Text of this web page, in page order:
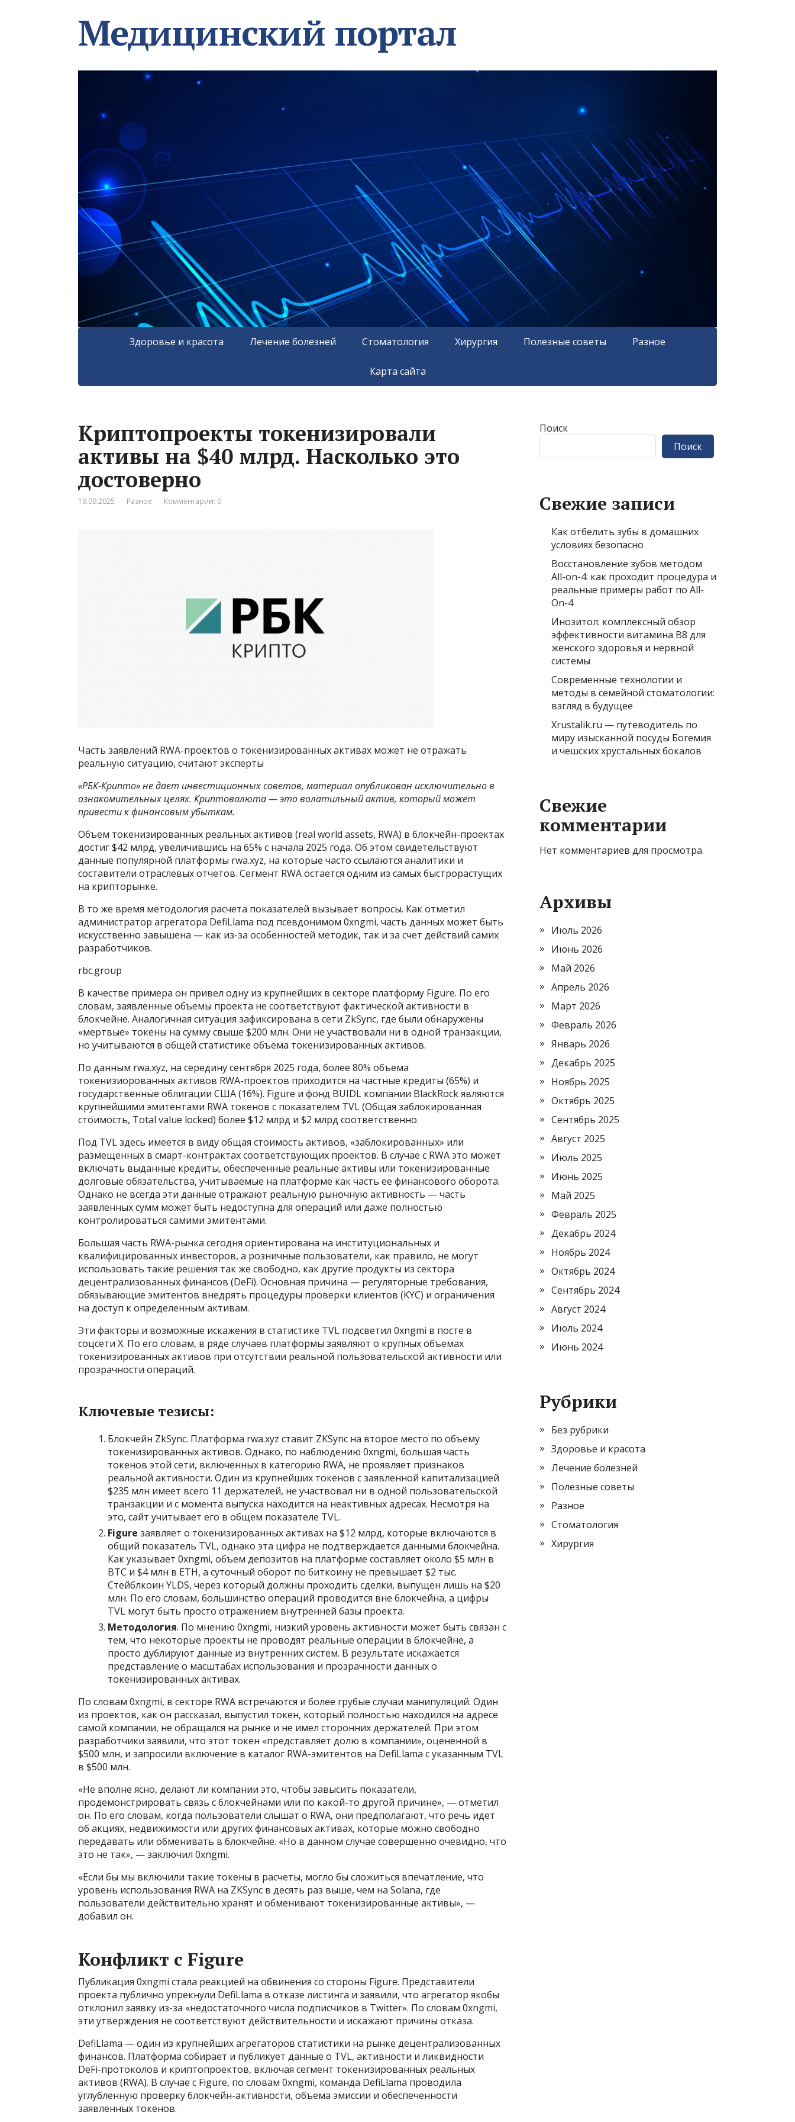
Медицинский портал
Здоровье и красота Лечение болезней Стоматология Хирургия Полезные советы Разное
Карта сайта
Криптопроекты токенизировали
активы на $40 млрд. Насколько это
достоверно
19.09.2025 Разное Комментарии: 0
Часть заявлений RWA-проектов о токенизированных активах может не отражать
реальную ситуацию, считают эксперты
«РБК-Крипто» не дает инвестиционных советов, материал опубликован исключительно в
ознакомительных целях. Криптовалюта — это волатильный актив, который может
привести к финансовым убыткам.
Объем токенизированных реальных активов (real world assets, RWA) в блокчейн-проектах
достиг $42 млрд, увеличившись на 65% с начала 2025 года. Об этом свидетельствуют
данные популярной платформы rwa.xyz, на которые часто ссылаются аналитики и
составители отраслевых отчетов. Сегмент RWA остается одним из самых быстрорастущих
на крипторынке.
В то же время методология расчета показателей вызывает вопросы. Как отметил
администратор агрегатора DefiLlama под псевдонимом 0xngmi, часть данных может быть
искусственно завышена — как из-за особенностей методик, так и за счет действий самих
разработчиков.
rbc.group
В качестве примера он привел одну из крупнейших в секторе платформу Figure. По его
словам, заявленные объемы проекта не соответствуют фактической активности в
блокчейне. Аналогичная ситуация зафиксирована в сети ZkSync, где были обнаружены
«мертвые» токены на сумму свыше $200 млн. Они не участвовали ни в одной транзакции,
но учитываются в общей статистике объема токенизированных активов.
По данным rwa.xyz, на середину сентября 2025 года, более 80% объема
токенизиорованных активов RWA-проектов приходится на частные кредиты (65%) и
государственные облигации США (16%). Figure и фонд BUIDL компании BlackRock являются
крупнейшими эмитентами RWA токенов с показателем TVL (Общая заблокированная
стоимость, Total value locked) более $12 млрд и $2 млрд соответственно.
Под TVL здесь имеется в виду общая стоимость активов, «заблокированных» или
размещенных в смарт-контрактах соответствующих проектов. В случае с RWA это может
включать выданные кредиты, обеспеченные реальные активы или токенизированные
долговые обязательства, учитываемые на платформе как часть ее финансового оборота.
Однако не всегда эти данные отражают реальную рыночную активность — часть
заявленных сумм может быть недоступна для операций или даже полностью
контролироваться самими эмитентами.
Большая часть RWA-рынка сегодня ориентирована на институциональных и
квалифицированных инвесторов, а розничные пользователи, как правило, не могут
использовать такие решения так же свободно, как другие продукты из сектора
децентрализованных финансов (DeFi). Основная причина — регуляторные требования,
обязывающие эмитентов внедрять процедуры проверки клиентов (KYC) и ограничения
на доступ к определенным активам.
Эти факторы и возможные искажения в статистике TVL подсветил 0xngmi в посте в
соцсети X. По его словам, в ряде случаев платформы заявляют о крупных объемах
токенизированных активов при отсутствии реальной пользовательской активности или
прозрачности операций.
Ключевые тезисы:
Блокчейн ZkSync. Платформа rwa.xyz ставит ZKSync на второе место по объему
токенизированных активов. Однако, по наблюдению 0xngmi, большая часть
токенов этой сети, включенных в категорию RWA, не проявляет признаков
реальной активности. Один из крупнейших токенов с заявленной капитализацией
$235 млн имеет всего 11 держателей, не участвовал ни в одной пользовательской
транзакции и с момента выпуска находится на неактивных адресах. Несмотря на
это, сайт учитывает его в общем показателе TVL.
Figure заявляет о токенизированных активах на $12 млрд, которые включаются в
общий показатель TVL, однако эта цифра не подтверждается данными блокчейна.
Как указывает 0xngmi, объем депозитов на платформе составляет около $5 млн в
BTC и $4 млн в ETH, а суточный оборот по биткоину не превышает $2 тыс.
Стейблкоин YLDS, через который должны проходить сделки, выпущен лишь на $20
млн. По его словам, большинство операций проводится вне блокчейна, а цифры
TVL могут быть просто отражением внутренней базы проекта.
Методология. По мнению 0xngmi, низкий уровень активности может быть связан с
тем, что некоторые проекты не проводят реальные операции в блокчейне, а
просто дублируют данные из внутренних систем. В результате искажается
представление о масштабах использования и прозрачности данных о
токенизированных активах.
По словам 0xngmi, в секторе RWA встречаются и более грубые случаи манипуляций. Один
из проектов, как он рассказал, выпустил токен, который полностью находился на адресе
самой компании, не обращался на рынке и не имел сторонних держателей. При этом
разработчики заявили, что этот токен «представляет долю в компании», оцененной в
$500 млн, и запросили включение в каталог RWA-эмитентов на DefiLlama с указанным TVL
в $500 млн.
«Не вполне ясно, делают ли компании это, чтобы завысить показатели,
продемонстрировать связь с блокчейнами или по какой-то другой причине», — отметил
он. По его словам, когда пользователи слышат о RWA, они предполагают, что речь идет
об акциях, недвижимости или других финансовых активах, которые можно свободно
передавать или обменивать в блокчейне. «Но в данном случае совершенно очевидно, что
это не так», — заключил 0xngmi.
«Если бы мы включили такие токены в расчеты, могло бы сложиться впечатление, что
уровень использования RWA на ZKSync в десять раз выше, чем на Solana, где
пользователи действительно хранят и обменивают токенизированные активы», —
добавил он.
Конфликт с Figure
Публикация 0xngmi стала реакцией на обвинения со стороны Figure. Представители
проекта публично упрекнули DefiLlama в отказе листинга и заявили, что агрегатор якобы
отклонил заявку из-за «недостаточного числа подписчиков в Twitter». По словам 0xngmi,
эти утверждения не соответствуют действительности и искажают причины отказа.
DefiLlama — один из крупнейших агрегаторов статистики на рынке децентрализованных
финансов. Платформа собирает и публикует данные о TVL, активности и ликвидности
DeFi-протоколов и криптопроектов, включая сегмент токенизированных реальных
активов (RWA). В случае с Figure, по словам 0xngmi, команда DefiLlama проводила
углубленную проверку блокчейн-активности, объема эмиссии и обеспеченности
заявленных токенов.
Поиск
Поиск
Свежие записи
Как отбелить зубы в домашних
условиях безопасно
Восстановление зубов методом
All-on-4: как проходит процедура и
реальные примеры работ по All-
On-4
Инозитол: комплексный обзор
эффективности витамина B8 для
женского здоровья и нервной
системы
Современные технологии и
методы в семейной стоматологии:
взгляд в будущее
Xrustalik.ru — путеводитель по
миру изысканной посуды Богемия
и чешских хрустальных бокалов
Свежие
комментарии
Нет комментариев для просмотра.
Архивы
Июль 2026
Июнь 2026
Май 2026
Апрель 2026
Март 2026
Февраль 2026
Январь 2026
Декабрь 2025
Ноябрь 2025
Октябрь 2025
Сентябрь 2025
Август 2025
Июль 2025
Июнь 2025
Май 2025
Февраль 2025
Декабрь 2024
Ноябрь 2024
Октябрь 2024
Сентябрь 2024
Август 2024
Июль 2024
Июнь 2024
Рубрики
Без рубрики
Здоровье и красота
Лечение болезней
Полезные советы
Разное
Стоматология
Хирургия